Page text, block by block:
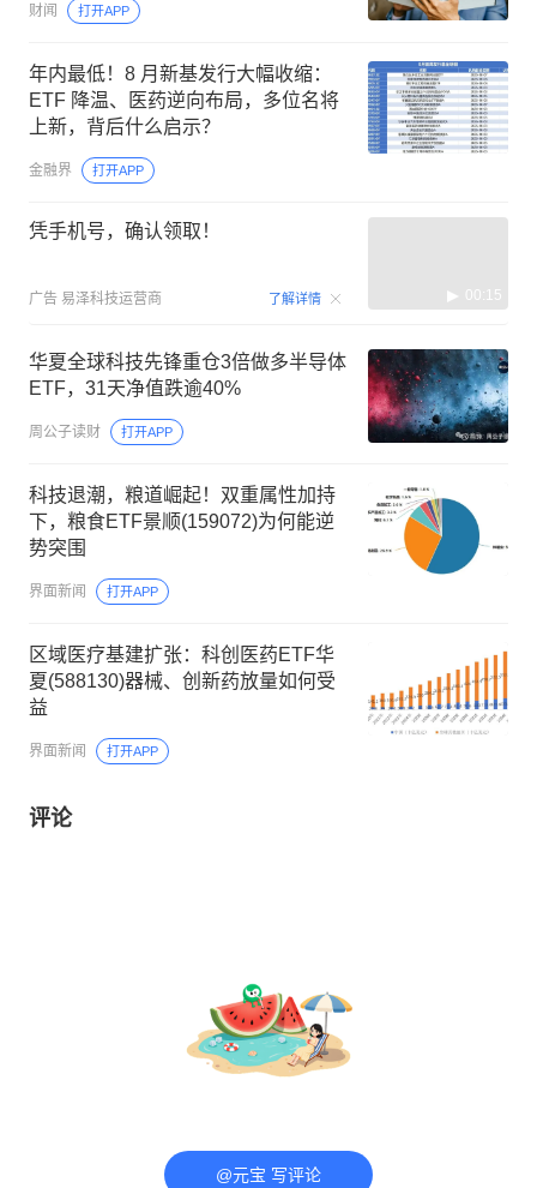
财闻 打开APP
年内最低！8 月新基发行大幅收缩：
ETF 降温、医药逆向布局，多位名将
上新，背后什么启示？
金融界 打开APP
凭手机号，确认领取！
广告 易泽科技运营商 了解详情 00:15
华夏全球科技先锋重仓3倍做多半导体
ETF，31天净值跌逾40%
周公子读财 打开APP
科技退潮，粮道崛起！双重属性加持
下，粮食ETF景顺(159072)为何能逆
势突围
界面新闻 打开APP
区域医疗基建扩张：科创医药ETF华
夏(588130)器械、创新药放量如何受
益
界面新闻 打开APP
评论
@元宝 写评论